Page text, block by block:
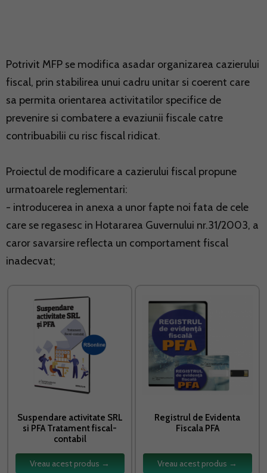
Potrivit MFP se modifica asadar organizarea cazierului
fiscal, prin stabilirea unui cadru unitar si coerent care
sa permita orientarea activitatilor specifice de
prevenire si combatere a evaziunii fiscale catre
contribuabilii cu risc fiscal ridicat.
Proiectul de modificare a cazierului fiscal propune
urmatoarele reglementari:
- introducerea in anexa a unor fapte noi fata de cele
care se regasesc in Hotararea Guvernului nr.31/2003, a
caror savarsire reflecta un comportament fiscal
inadecvat;
Suspendare activitate SRL
si PFA Tratament fiscal-
contabil
Vreau acest produs →
Registrul de Evidenta
Fiscala PFA
Vreau acest produs →